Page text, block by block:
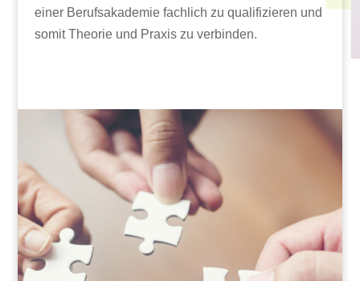
einer Berufsakademie fachlich zu qualifizieren und
somit Theorie und Praxis zu verbinden.